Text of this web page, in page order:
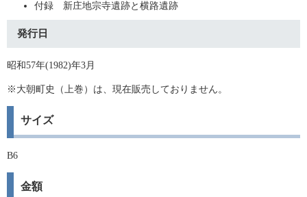
付録 新庄地宗寺遺跡と横路遺跡
発行日
昭和57年(1982)年3月
※大朝町史（上巻）は、現在販売しておりません。
サイズ
B6
金額